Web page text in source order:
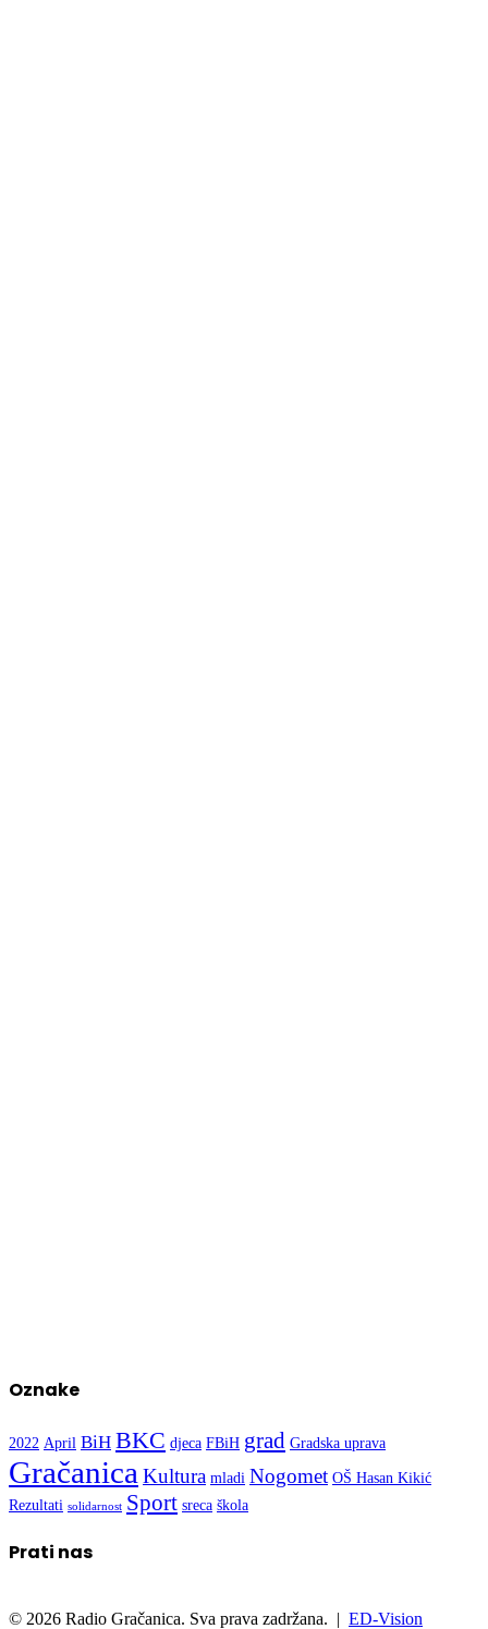
Oznake
2022 April BiH BKC djeca FBiH grad Gradska uprava
Gračanica Kultura mladi Nogomet OŠ Hasan Kikić
Rezultati solidarnost Sport sreca škola
Prati nas
© 2026 Radio Gračanica. Sva prava zadržana. | ED-Vision